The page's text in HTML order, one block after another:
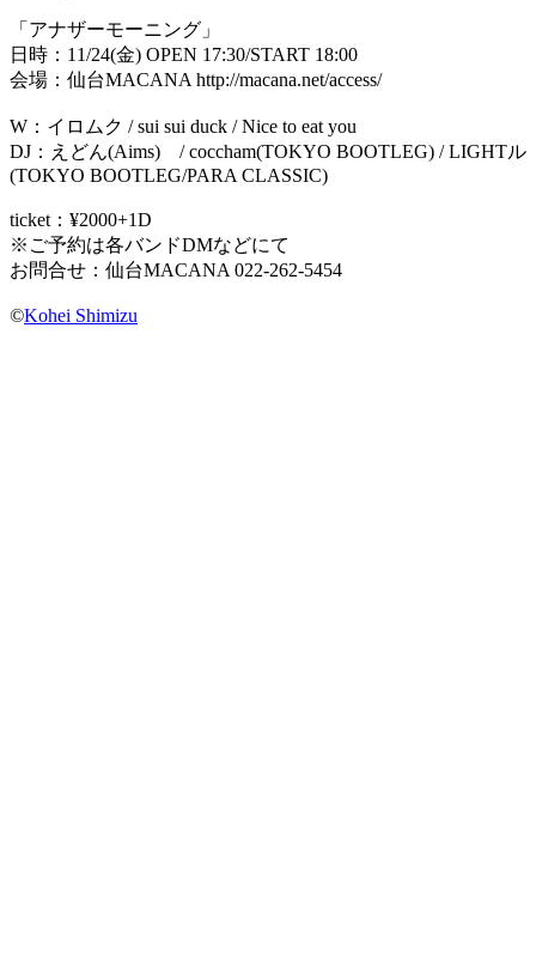
「アナザーモーニング」
日時：11/24(金) OPEN 17:30/START 18:00
会場：仙台MACANA http://macana.net/access/
W：イロムク / sui sui duck / Nice to eat you
DJ：えどん(Aims) / coccham(TOKYO BOOTLEG) / LIGHTル
(TOKYO BOOTLEG/PARA CLASSIC)
ticket：¥2000+1D
※ご予約は各バンドDMなどにて
お問合せ：仙台MACANA 022-262-5454
©Kohei Shimizu